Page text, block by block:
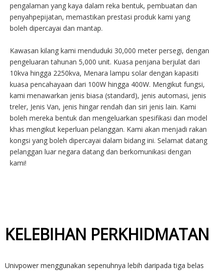
pengalaman yang kaya dalam reka bentuk, pembuatan dan
penyahpepijatan, memastikan prestasi produk kami yang
boleh dipercayai dan mantap.
Kawasan kilang kami menduduki 30,000 meter persegi, dengan
pengeluaran tahunan 5,000 unit. Kuasa penjana berjulat dari
10kva hingga 2250kva, Menara lampu solar dengan kapasiti
kuasa pencahayaan dari 100W hingga 400W. Mengikut fungsi,
kami menawarkan jenis biasa (standard), jenis automasi, jenis
treler, Jenis Van, jenis hingar rendah dan siri jenis lain. Kami
boleh mereka bentuk dan mengeluarkan spesifikasi dan model
khas mengikut keperluan pelanggan. Kami akan menjadi rakan
kongsi yang boleh dipercayai dalam bidang ini. Selamat datang
pelanggan luar negara datang dan berkomunikasi dengan
kami!
KELEBIHAN PERKHIDMATAN
Univpower menggunakan sepenuhnya lebih daripada tiga belas